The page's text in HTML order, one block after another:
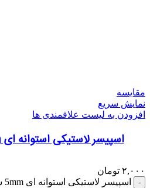
مقایسه
نمایش سریع
افزودن به لیست علاقمندی ها
اسپیسر لاستیکی استوانه ای 5mm سوراخ 4mm
۲,۰۰۰ تومان
اسپیسر لاستیکی استوانه ای 5mm سوراخ 4mm عدد